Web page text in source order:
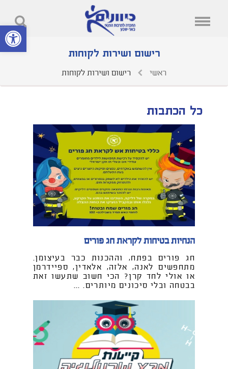
פתח סרגל
רישום ושירות לקוחות
ראשי רישום ושירות לקוחות
כל הכתבות
הנחיות בטיחות לקראת חג פורים
חג פורים בפתח, וההכנות כבר בעיצומן.
מתחפשים לאנה, אלזה, אלאדין, ספיידרמן
או אולי לחד קרן? הכי חשוב שתעשו זאת
בבטחה ובלי סיכונים מיותרים. ...